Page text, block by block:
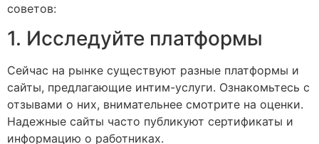
советов:
1. Исследуйте платформы
Сейчас на рынке существуют разные платформы и
сайты, предлагающие интим-услуги. Ознакомьтесь с
отзывами о них, внимательнее смотрите на оценки.
Надежные сайты часто публикуют сертификаты и
информацию о работниках.